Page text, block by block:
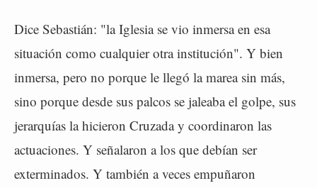
Dice Sebastián: "la Iglesia se vio inmersa en esa
situación como cualquier otra institución". Y bien
inmersa, pero no porque le llegó la marea sin más,
sino porque desde sus palcos se jaleaba el golpe, sus
jerarquías la hicieron Cruzada y coordinaron las
actuaciones. Y señalaron a los que debían ser
exterminados. Y también a veces empuñaron